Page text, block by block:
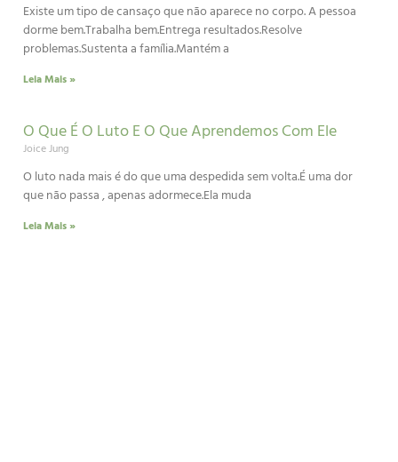
Existe um tipo de cansaço que não aparece no corpo. A pessoa
dorme bem.Trabalha bem.Entrega resultados.Resolve
problemas.Sustenta a família.Mantém a
Leia Mais »
O Que É O Luto E O Que Aprendemos Com Ele
Joice Jung
O luto nada mais é do que uma despedida sem volta.É uma dor
que não passa , apenas adormece.Ela muda
Leia Mais »